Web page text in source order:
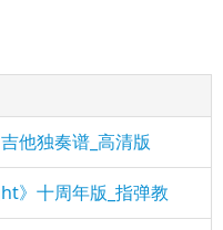
他独奏谱_高清版
》十周年版_指弹教